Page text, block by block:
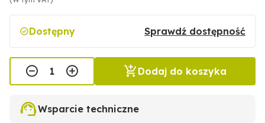
Dostępny Sprawdź dostępność
Dodaj do koszyka
Wsparcie techniczne